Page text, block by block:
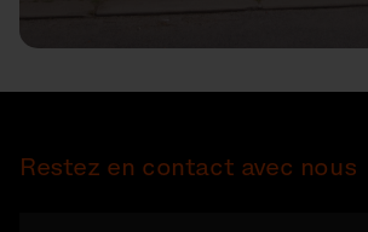
Restez en contact avec nous